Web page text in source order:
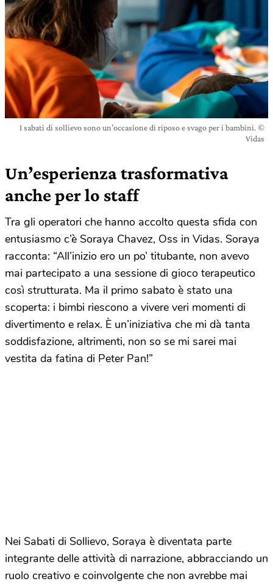
I sabati di sollievo sono un’occasione di riposo e svago per i bambini. ©
Vidas
Un’esperienza trasformativa
anche per lo staff
Tra gli operatori che hanno accolto questa sfida con
entusiasmo c’è Soraya Chavez, Oss in Vidas. Soraya
racconta: “All’inizio ero un po’ titubante, non avevo
mai partecipato a una sessione di gioco terapeutico
così strutturata. Ma il primo sabato è stato una
scoperta: i bimbi riescono a vivere veri momenti di
divertimento e relax. È un’iniziativa che mi dà tanta
soddisfazione, altrimenti, non so se mi sarei mai
vestita da fatina di Peter Pan!”
Nei Sabati di Sollievo, Soraya è diventata parte
integrante delle attività di narrazione, abbracciando un
ruolo creativo e coinvolgente che non avrebbe mai